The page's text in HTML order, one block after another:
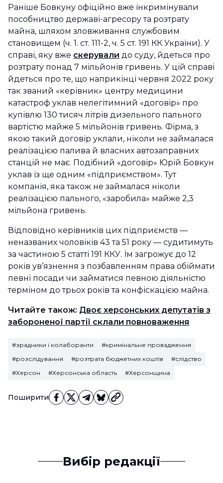
Поширити
Раніше Бовкуну офіційно вже інкримінували
пособництво державі-агресору та розтрату
майна, шляхом зловживання службовим
становищем (ч. 1. ст. 111-2, ч. 5 ст. 191 КК України). У
справі, яку вже скерували до суду, йдеться про
розтрату понад 7 мільйонів гривень. У цій справі
йдеться про те, що наприкінці червня 2022 року
так званий «керівник» центру медицини
катастроф уклав нелегітимний «договір» про
купівлю 130 тисяч літрів дизельного пального
вартістю майже 5 мільйонів гривень. Фірма, з
якою такий договір уклали, ніколи не займалася
реалізацією палива й власних автозаправних
станцій не має. Подібний «договір» Юрій Бовкун
уклав із ще одним «підприємством». Тут
компанія, яка також не займалася ніколи
реалізацією пального, «заробила» майже 2,3
мільйона гривень.
Відповідно керівників цих підприємств —
неназваних чоловіків 43 та 51 року — судитимуть
за частиною 5 статті 191 ККУ. Їм загрожує до 12
років ув’язнення з позбавленням права обіймати
певні посади чи займатися певною діяльністю
терміном до трьох років та конфіскацією майна.
Читайте також: Двоє херсонських депутатів з
забороненої партії склали повноваження
#зрадники і колаборанти
#кримінальне провадження
#розслідування
#розтрата бюджетних коштів
#слідство
#Херсон
#Херсонська область #Херсонщина
Вибір редакції